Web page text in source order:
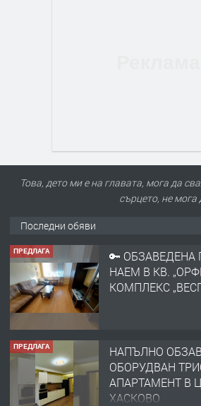
Това, дето ми е на главата, мога да
сърцето, не
Последни обяви
ПРЕДЛАГА
🔑 ОБЗАВЕДЕНА
НАЕМ В КВ.
КОМПЛЕКС
ПРЕДЛАГА
НАПЪЛНО
ОБОРУДВАН
АПАРТАМЕНТ В
ХАСКОВО